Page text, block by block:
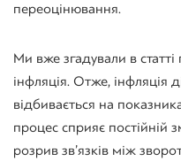
переоцінювання.
Ми вже згадували в
інфляція. Отже, інфляція
відбивається на
процес сприяє постійній
розрив зв’язків між